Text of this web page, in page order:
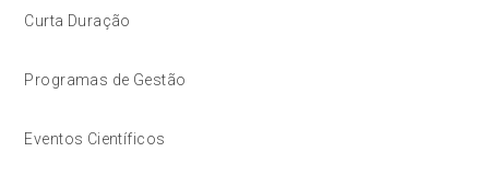
Curta Duração
Programas de Gestão
Eventos Científicos